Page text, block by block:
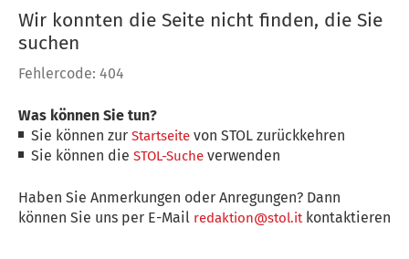
Wir konnten die Seite nicht finden, die Sie
suchen
Fehlercode: 404
Was können Sie tun?
Sie können zurStartseite von STOL zurückkehren
Sie können dieSTOL-Suche verwenden
Haben Sie Anmerkungen oder Anregungen? Dann
können Sie uns per E-Mail redaktion@stol.itkontaktieren